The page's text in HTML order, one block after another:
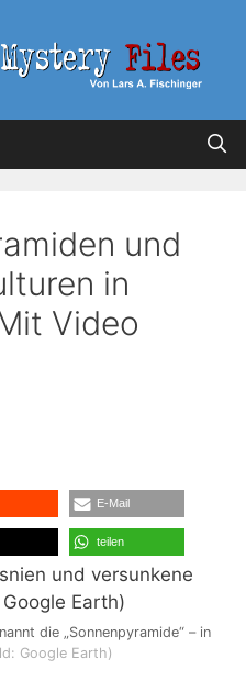
und
in
Video
E-Mail
teilen
die „Sonnenpyramide“ – in
Google Earth)